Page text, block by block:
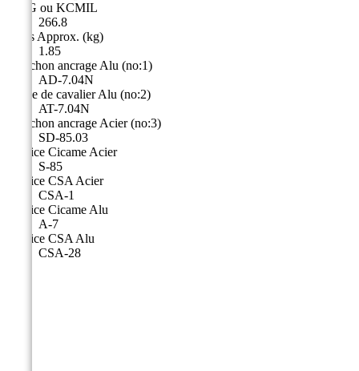
AWG ou KCMIL
266.8
Poids Approx. (kg)
1.85
Manchon ancrage Alu (no:1)
AD-7.04N
Borne de cavalier Alu (no:2)
AT-7.04N
Manchon ancrage Acier (no:3)
SD-85.03
Matrice Cicame Acier
S-85
Matrice CSA Acier
CSA-1
Matrice Cicame Alu
A-7
Matrice CSA Alu
CSA-28